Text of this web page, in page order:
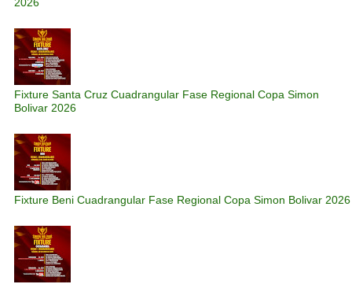
Fixture Santa Cruz Cuadrangular Fase Regional Copa Simon
Bolivar 2026
Fixture Beni Cuadrangular Fase Regional Copa Simon Bolivar 2026